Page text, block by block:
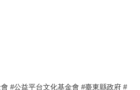
#公益平台文化基金會 #臺東縣政府 #